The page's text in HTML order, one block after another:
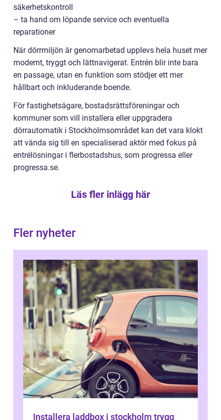
säkerhetskontroll
– ta hand om löpande service och eventuella
reparationer
När dörrmiljön är genomarbetad upplevs hela huset mer
modernt, tryggt och lättnavigerat. Entrén blir inte bara
en passage, utan en funktion som stödjer ett mer
hållbart och inkluderande boende.
För fastighetsägare, bostadsrättsföreningar och
kommuner som vill installera eller uppgradera
dörrautomatik i Stockholmsområdet kan det vara klokt
att vända sig till en specialiserad aktör med fokus på
entrélösningar i flerbostadshus, som progressa eller
progressa.se.
Läs fler inlägg här
Fler nyheter
Installera laddbox i stockholm trygg